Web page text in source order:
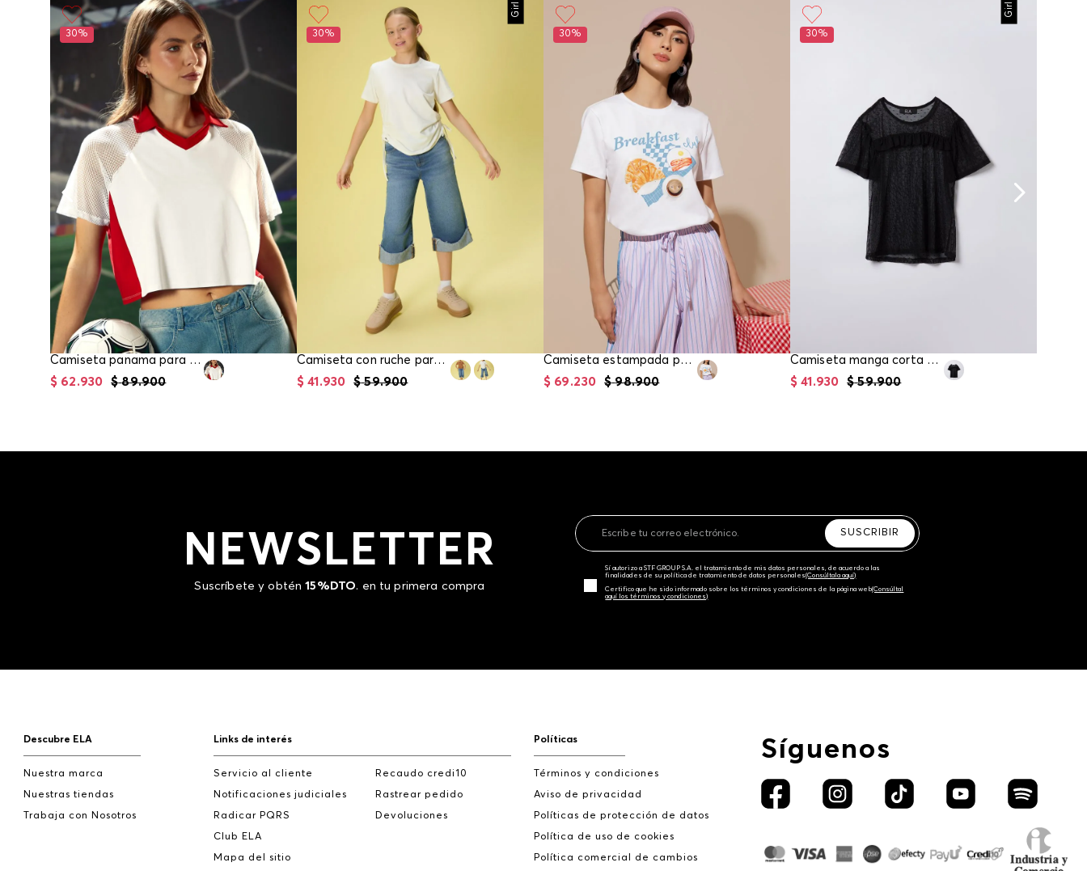
30%
Camiseta panama para mujer
$ 89.900
$ 62.930
Girl
30%
Camiseta con ruche para girl
$ 59.900
$ 41 .930
30%
Camiseta estampada para mujer
$ 98.900
$ 69.230
Girl
30%
Camiseta manga corta mesh corazones para girl
$ 59.900
$ 41 .930
NEWSLETTER
Suscríbete y obtén15%DTO. en tu primera compra
SUSCRIBIR
Sí autorizo a STF GROUP S.A. el tratamiento de mis datos personales, de acuerdo a las
finalidades de su política de tratamiento de datos personales‎(Consúltala aquí)
Certifico que he sido informado sobre los términos y condiciones de la página web‎(Consúltal
aquí los términos y condiciones)
Síguenos
Descubre ELA
Nuestra marca
Nuestras tiendas
Trabaja con Nosotros
Links de interés
Servicio al cliente
Notificaciones judiciales
Radicar PQRS
Club ELA
Mapa del sitio
Recaudo credi10
Rastrear pedido
Devoluciones
Políticas
Términos y condiciones
Aviso de privacidad
Políticas de protección de datos
Política de uso de cookies
Política comercial de cambios